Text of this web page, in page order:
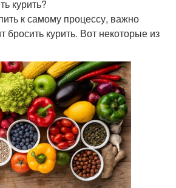
курить?
к самому процессу, важно
бросить курить. Вот некоторые из